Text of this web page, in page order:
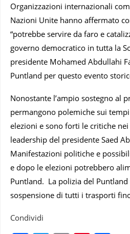
Organizzazioni internazionali
Nazioni Unite hanno affermato
“potrebbe servire da faro e
governo democratico in tutta la
presidente Mohamed Abdullahi
Puntland per questo evento
Nonostante l’ampio sostegno al
permangono polemiche sui
elezioni e sono forti le critiche
leadership del presidente Saed
Manifestazioni politiche e
e dopo le elezioni potrebbero
Puntland. La polizia del
sospensione di tutti i trasporti
Condividi